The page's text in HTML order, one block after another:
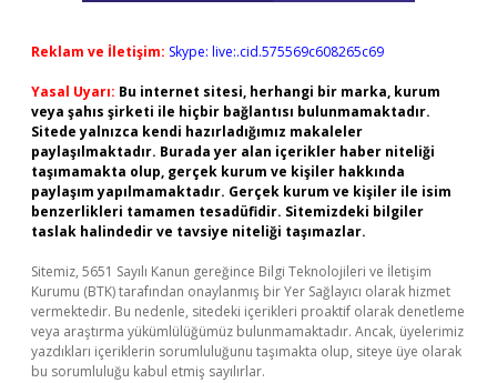
Reklam ve İletişim: Skype: live:.cid.575569c608265c69
Yasal Uyarı: Bu internet sitesi, herhangi bir marka, kurum
veya şahıs şirketi ile hiçbir bağlantısı bulunmamaktadır.
Sitede yalnızca kendi hazırladığımız makaleler
paylaşılmaktadır. Burada yer alan içerikler haber niteliği
taşımamakta olup, gerçek kurum ve kişiler hakkında
paylaşım yapılmamaktadır. Gerçek kurum ve kişiler ile isim
benzerlikleri tamamen tesadüfidir. Sitemizdeki bilgiler
taslak halindedir ve tavsiye niteliği taşımazlar.
Sitemiz, 5651 Sayılı Kanun gereğince Bilgi Teknolojileri ve İletişim
Kurumu (BTK) tarafından onaylanmış bir Yer Sağlayıcı olarak hizmet
vermektedir. Bu nedenle, sitedeki içerikleri proaktif olarak denetleme
veya araştırma yükümlülüğümüz bulunmamaktadır. Ancak, üyelerimiz
yazdıkları içeriklerin sorumluluğunu taşımakta olup, siteye üye olarak
bu sorumluluğu kabul etmiş sayılırlar.